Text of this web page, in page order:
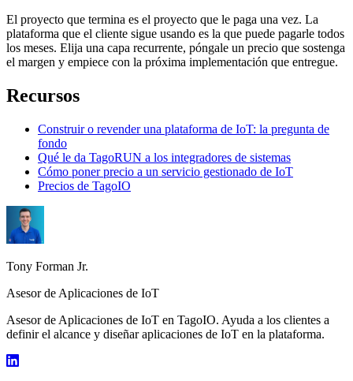
El proyecto que termina es el proyecto que le paga una vez. La
plataforma que el cliente sigue usando es la que puede pagarle todos
los meses. Elija una capa recurrente, póngale un precio que sostenga
el margen y empiece con la próxima implementación que entregue.
Recursos
Construir o revender una plataforma de IoT: la pregunta de
fondo
Qué le da TagoRUN a los integradores de sistemas
Cómo poner precio a un servicio gestionado de IoT
Precios de TagoIO
Tony Forman Jr.
Asesor de Aplicaciones de IoT
Asesor de Aplicaciones de IoT en TagoIO. Ayuda a los clientes a
definir el alcance y diseñar aplicaciones de IoT en la plataforma.